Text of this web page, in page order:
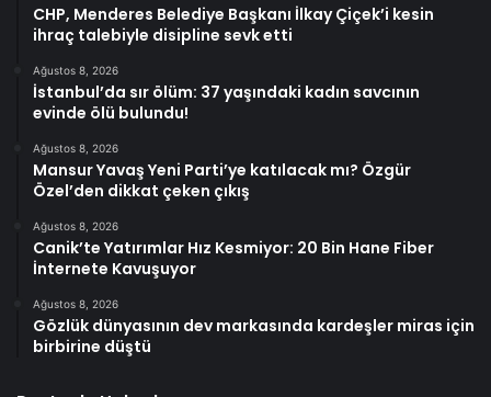
CHP, Menderes Belediye Başkanı İlkay Çiçek’i kesin
ihraç talebiyle disipline sevk etti
Ağustos 8, 2026
İstanbul’da sır ölüm: 37 yaşındaki kadın savcının
evinde ölü bulundu!
Ağustos 8, 2026
Mansur Yavaş Yeni Parti’ye katılacak mı? Özgür
Özel’den dikkat çeken çıkış
Ağustos 8, 2026
Canik’te Yatırımlar Hız Kesmiyor: 20 Bin Hane Fiber
İnternete Kavuşuyor
Ağustos 8, 2026
Gözlük dünyasının dev markasında kardeşler miras için
birbirine düştü